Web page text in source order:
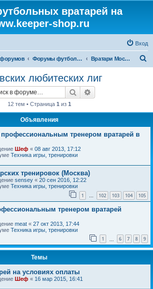
вратарей на
shop.ru
Вход
Форумы футбольных вратарей Вратари Московских любитеских лиг
любитеских лиг
Поиск
12 тем • Страница 1 из 1
Объявления
тренером вратарей в
Шеф « 08 авг 2013, 17:12
Техника игры, тренировки
тренировок (Москва)
sensey « 20 сен 2016, 12:22
Техника игры, тренировки
1 … 102 103 104 105
тренером вратарей
meat « 27 окт 2013, 17:44
Техника игры, тренировки
1 6 7 8 9
Темы
на условиях оплаты
Шеф « 16 мар 2015, 16:41